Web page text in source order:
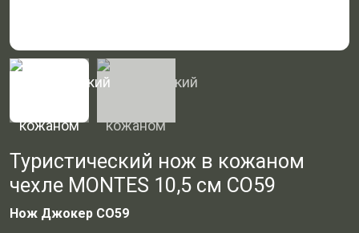
Туристический нож в кожаном
чехле MONTES 10,5 см CO59
Нож Джокер CO59